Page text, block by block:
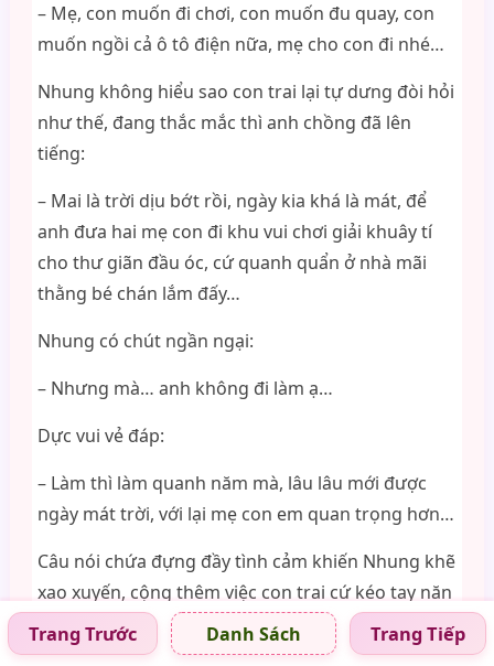
– Mẹ, con muốn đi chơi, con muốn đu quay, con
muốn ngồi cả ô tô điện nữa, mẹ cho con đi nhé…
Nhung không hiểu sao con trai lại tự dưng đòi hỏi
như thế, đang thắc mắc thì anh chồng đã lên
tiếng:
– Mai là trời dịu bớt rồi, ngày kia khá là mát, để
anh đưa hai mẹ con đi khu vui chơi giải khuây tí
cho thư giãn đầu óc, cứ quanh quẩn ở nhà mãi
thằng bé chán lắm đấy…
Nhung có chút ngần ngại:
– Nhưng mà… anh không đi làm ạ…
Dực vui vẻ đáp:
– Làm thì làm quanh năm mà, lâu lâu mới được
ngày mát trời, với lại mẹ con em quan trọng hơn…
Câu nói chứa đựng đầy tình cảm khiến Nhung khẽ
xao xuyến, cộng thêm việc con trai cứ kéo tay năn
nỉ làm nàng nhanh chóng mủi lòng. Cho thằng bé
ra ngoài hoạt động cũng tốt, nàng nhỏ nhẹ đáp:
Trang Trước Danh Sách Trang Tiếp